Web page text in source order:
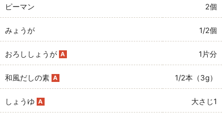
ピーマン 2個
みょうが 1/2個
おろししょうが A 1片分
和風だしの素 A 1/2本（3g）
しょうゆ A 大さじ1